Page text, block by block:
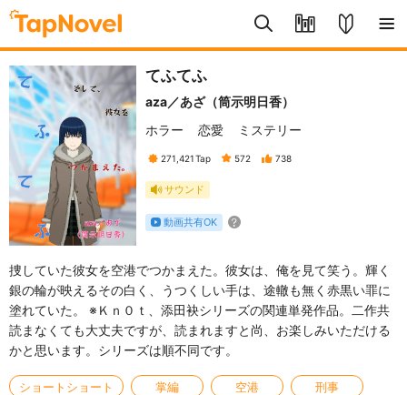
てふてふ
aza／あざ（筒示明日香）
ホラー
恋愛 ミステリー
271,421Tap 572 738
サウンド
動画共有OK
捜していた彼女を空港でつかまえた。彼女は、俺を見て笑う。輝く
銀の輪が映えるその白く、うつくしい手は、途轍も無く赤黒い罪に
塗れていた。 ※Ｋｎ０ｔ、添田袂シリーズの関連単発作品。二作共
読まなくても大丈夫ですが、読まれますと尚、お楽しみいただける
かと思います。シリーズは順不同です。
ショートショート 掌編 空港 刑事